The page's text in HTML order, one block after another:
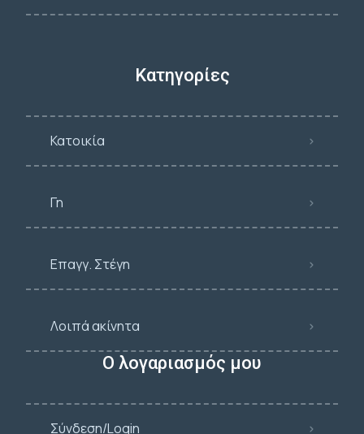
Κατηγορίες
Κατοικία
Γη
Επαγγ. Στέγη
Λοιπά ακίνητα
Ο λογαριασμός μου
Σύνδεση/Login